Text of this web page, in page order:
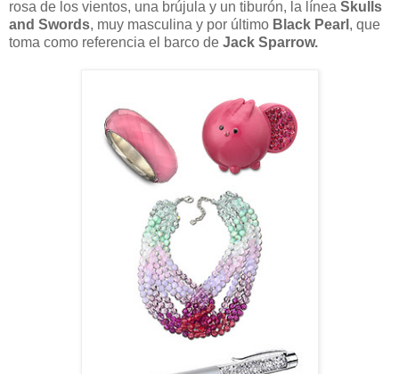
rosa de los vientos, una brújula y un tiburón, la línea Skulls
and Swords, muy masculina y por último Black Pearl , que
toma como referencia el barco de Jack Sparrow.